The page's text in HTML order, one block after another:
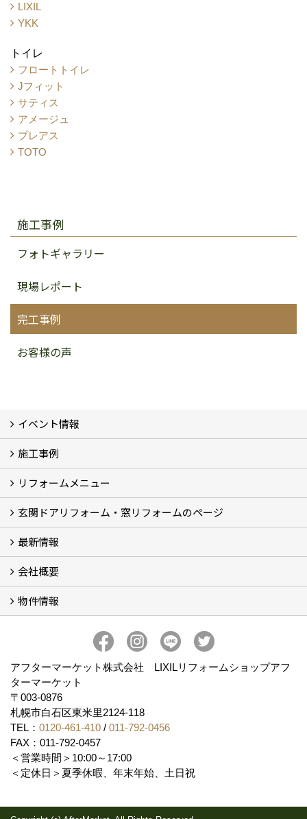
LIXIL
YKK
トイレ
フロートトイレ
Jフィット
サティス
アメージュ
プレアス
TOTO
施工事例
フォトギャラリー
現場レポート
完工事例
お客様の声
イベント情報
イベント予告
イベント報告
施工事例
フォトギャラリー
BeforeAfter (29)
お客様の声
リフォームメニュー
リフォームの流れ
窓リフォーム (3)
玄関ドアリフォーム (2)
キッチンリフォーム (4)
浴室リフォーム (3)
トイレリフォーム (5)
洗面リフォーム (2)
マンションリフォーム (3)
収納リフォーム
カーポート工事
風除室工事
ウッドデッキ・タイルデッキ工事
エクステリア工事 (2)
内装リフォーム
雨樋設置・修繕
外壁張替・塗装 (2)
エアコン取付工事
玄関ドアリフォーム・窓リフォームのページ
玄関ドアリフォーム
内窓交換・外窓交換・ガラス交換 (18)
最新情報
補助金情報
各種キャンペーン (2)
会社概要
会社概要
コンセプト
アクセス
スタッフ紹介
スタッフブログ
プライバシーポリシー
アフターメンテナンス
お客様サポート
事業紹介
物件情報
アフターマーケット株式会社 LIXILリフォームショップアフ
ターマーケット
〒003-0876
札幌市白石区東米里2124-118
TEL： 0120-461-410 / 011-792-0456
FAX：011-792-0457
＜営業時間＞10:00～17:00
＜定休日＞夏季休暇、年末年始、土日祝